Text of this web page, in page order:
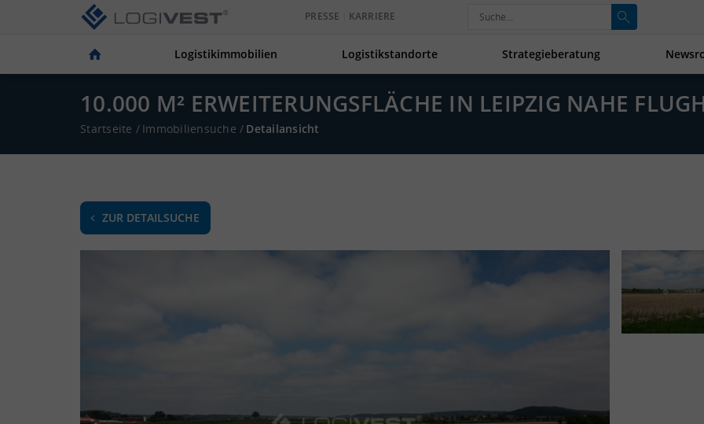
PRESSE KARRIERE
Logistikimmobilien Logistikstandorte Strategieberatung
10.000 M² ERWEITERUNGSFLÄCHE IN LEIPZIG NAHE
Startseite / Immobiliensuche / Detailansicht
ZUR DETAILSUCHE